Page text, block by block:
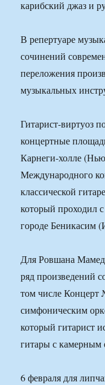
В репертуаре
сочинений
переложения
музыкальных
Гитарист-виртуоз
концертные
Карнеги-холле
Международного
классической
который проходил
городе Беникасим
Для Ровшана
ряд произведений
том числе
симфоническим
который гитарист
гитары с камерным
6 февраля для